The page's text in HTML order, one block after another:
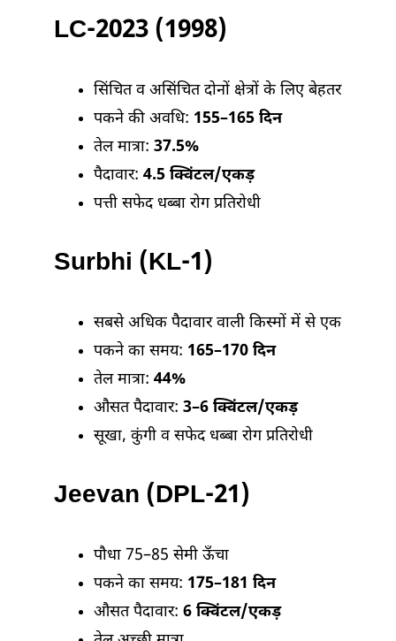
LC-2023 (1998)
सिंचित व असिंचित दोनों क्षेत्रों के लिए बेहतर
पकने की अवधि: 155–165 दिन
तेल मात्रा: 37.5%
पैदावार: 4.5 क्विंटल/एकड़
पत्ती सफेद धब्बा रोग प्रतिरोधी
Surbhi (KL-1)
सबसे अधिक पैदावार वाली किस्मों में से एक
पकने का समय: 165–170 दिन
तेल मात्रा: 44%
औसत पैदावार: 3–6 क्विंटल/एकड़
सूखा, कुंगी व सफेद धब्बा रोग प्रतिरोधी
Jeevan (DPL-21)
पौधा 75–85 सेमी ऊँचा
पकने का समय: 175–181 दिन
औसत पैदावार: 6 क्विंटल/एकड़